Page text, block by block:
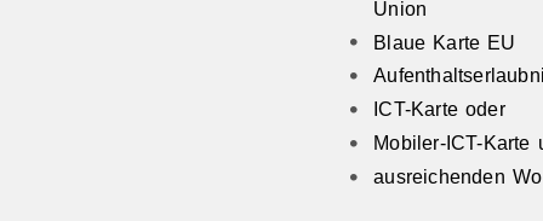
Union
Blaue Karte EU
ICT-Karte oder
Mobiler-ICT-Karte
ausreichenden